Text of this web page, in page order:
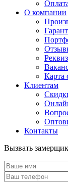
О компании
Карта
Клиентам
Контакты
Вызвать